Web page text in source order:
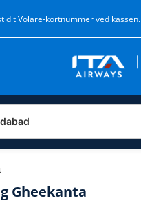
dit Volare-kortnummer ved kassen.
Gheekanta